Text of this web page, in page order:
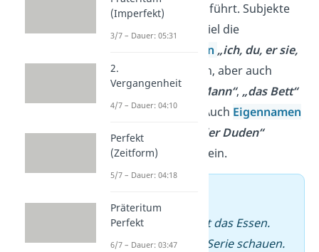
eine Handlung ausführt. Subjekte
können zum Beispiel die
Personalpronomen „ich, du, er sie,
es, wir, ihr, sie“
sein, aber auch
Nomenwie„der Mann“, „das Bett“
oder„die Katze“ Auch Eigennamen
wie„Max“
„der Duden“
können Subjekte sein.
–Der Koch
kocht das Essen.
– Lisakann ihre Serie schauen.
(Imperfekt)
3/7 – Dauer: 05:31
2.
Vergangenheit
4/7 – Dauer: 04:10
Perfekt
(Zeitform)
5/7 – Dauer: 04:18
Präteritum
Perfekt
6/7 – Dauer: 03:47